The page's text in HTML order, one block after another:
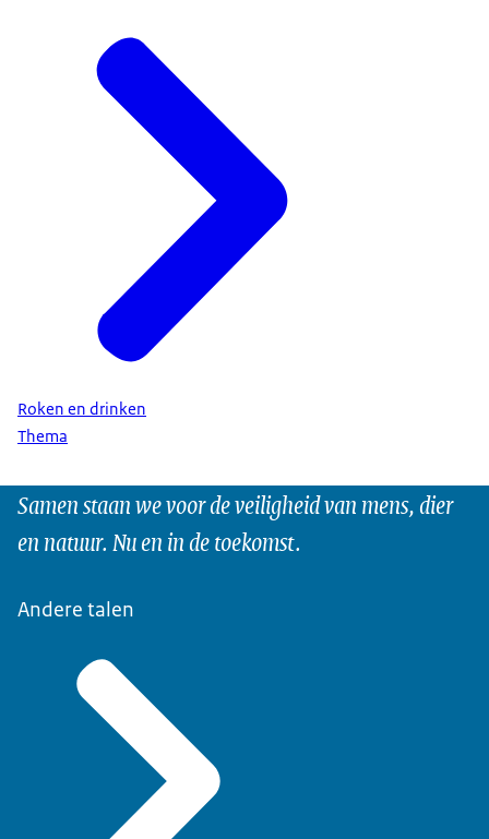
Roken en drinken
Thema
Samen staan we voor de veiligheid van mens, dier
en natuur. Nu en in de toekomst.
Andere talen